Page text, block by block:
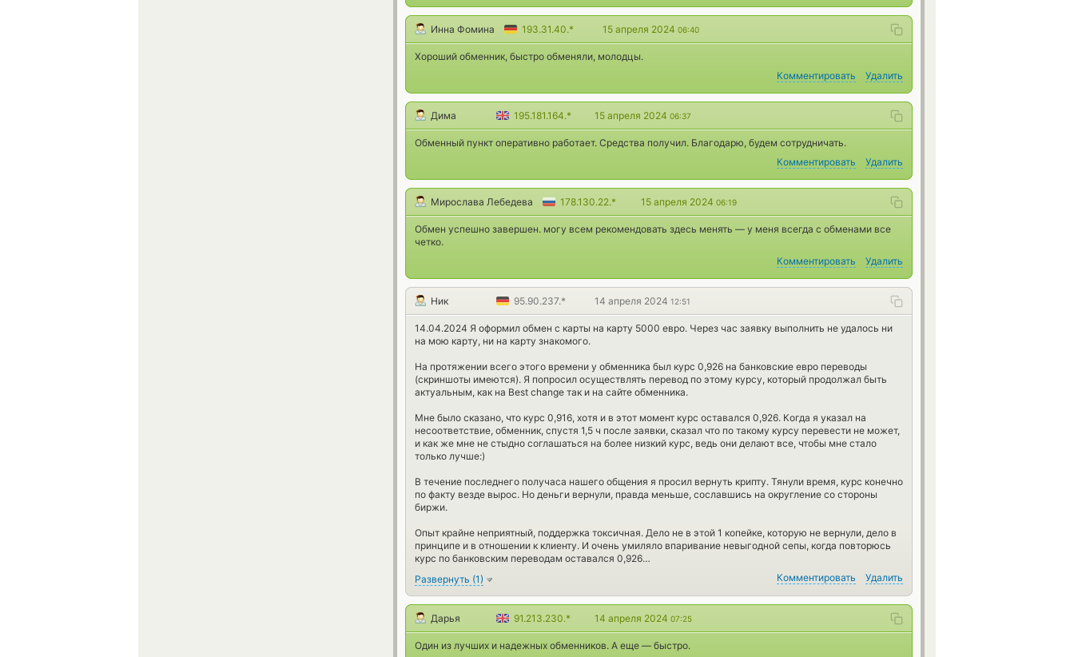
Инна Фомина 193.31.40.* 15 апреля 2024 06:40
Хороший обменник, быстро обменяли, молодцы.
Комментировать
Удалить
Дима 195.181.164.* 15 апреля 2024 06:37
Обменный пункт оперативно работает. Средства получил. Благодарю, будем сотрудничать.
Комментировать
Удалить
Мирослава Лебедева 178.130.22.* 15 апреля 2024 06:19
Обмен успешно завершен. могу всем рекомендовать здесь менять — у меня всегда с обменами все
четко.
Комментировать
Удалить
Ник 95.90.237.* 14 апреля 2024 12:51
14.04.2024 Я оформил обмен с карты на карту 5000 евро. Через час заявку выполнить не удалось ни
на мою карту, ни на карту знакомого.
На протяжении всего этого времени у обменника был курс 0,926 на банковские евро переводы
(скриншоты имеются). Я попросил осуществлять перевод по этому курсу, который продолжал быть
актуальным, как на Best change так и на сайте обменника.
Мне было сказано, что курс 0,916, хотя и в этот момент курс оставался 0,926. Когда я указал на
несоответствие, обменник, спустя 1,5 ч после заявки, сказал что по такому курсу перевести не может,
и как же мне не стыдно соглашаться на более низкий курс, ведь они делают все, чтобы мне стало
только лучше:)
В течение последнего получаса нашего общения я просил вернуть крипту. Тянули время, курс конечно
по факту везде вырос. Но деньги вернули, правда меньше, сославшись на округление со стороны
биржи.
Опыт крайне неприятный, поддержка токсичная. Дело не в этой 1 копейке, которую не вернули, дело в
принципе и в отношении к клиенту. И очень умиляло впаривание невыгодной сепы, когда повторюсь
курс по банковским переводам оставался 0,926…
Развернуть (1) Комментировать Удалить
Дарья 91.213.230.* 14 апреля 2024 07:25
Один из лучших и надежных обменников. А еще — быстро.